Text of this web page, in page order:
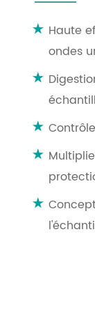
Haute
ondes